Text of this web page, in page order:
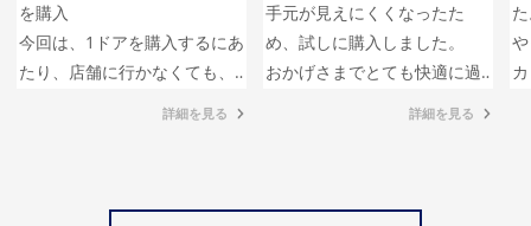
詳細を見る
を購入
今回は、1ドアを購入するにあ
たり、店舗に行かなくても、
全体像は2ドアでじゅうぶんわ
詳細を見る
手元が見えにくくなったた
め、試しに購入しました。
おかげさまでとても快適に過